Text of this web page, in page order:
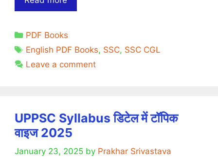
to
By
Neetu
Singh
Categories
PDF Books
Tags
English PDF Books, SSC, SSC CGL
Leave a comment
UPPSC Syllabus डिटेल में टॉपिक
वाइज 2025
January 23, 2025 by Prakhar Srivastava